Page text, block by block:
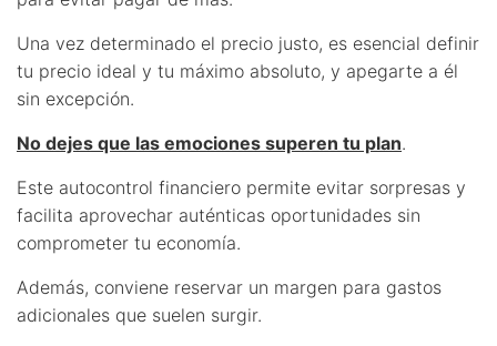
Una vez determinado el precio justo, es esencial definir
tu precio ideal y tu máximo absoluto, y apegarte a él
sin excepción.
No dejes que las emociones superen tu plan.
Este autocontrol financiero permite evitar sorpresas y
facilita aprovechar auténticas oportunidades sin
comprometer tu economía.
Además, conviene reservar un margen para gastos
adicionales que suelen surgir.